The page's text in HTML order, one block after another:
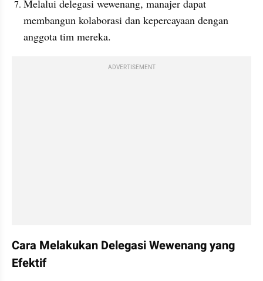
Melalui delegasi wewenang, manajer dapat
membangun kolaborasi dan kepercayaan dengan
anggota tim mereka.
ADVERTISEMENT
Cara Melakukan Delegasi Wewenang yang
Efektif